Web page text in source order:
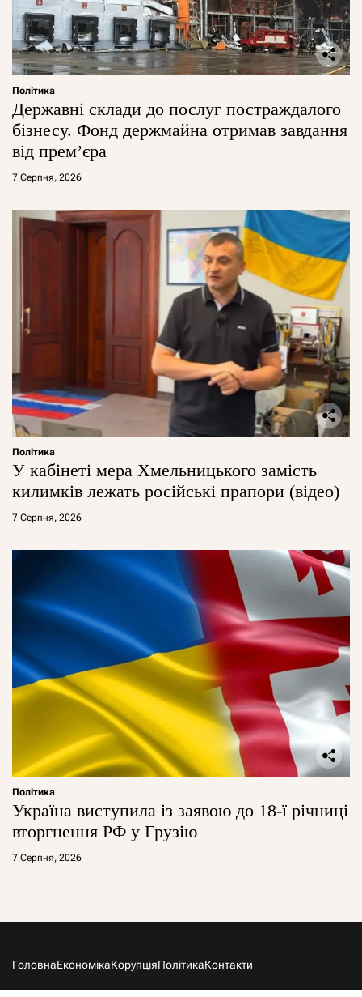
Політика
Державні склади до послуг постраждалого
бізнесу. Фонд держмайна отримав завдання
від прем’єра
7 Серпня, 2026
Політика
У кабінеті мера Хмельницького замість
килимків лежать російські прапори (відео)
7 Серпня, 2026
Політика
Україна виступила із заявою до 18-ї річниці
вторгнення РФ у Грузію
7 Серпня, 2026
ГоловнаЕкономікаКорупціяПолітикаКонтакти